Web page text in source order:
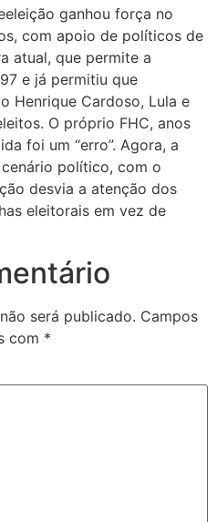
ganhou força no
com apoio de políticos de
atual, que permite a
e já permitiu que
Henrique Cardoso, Lula e
O próprio FHC, anos
foi um “erro”. Agora, a
político, com o
desvia a atenção dos
eleitorais em vez de
será publicado. Campos
com *